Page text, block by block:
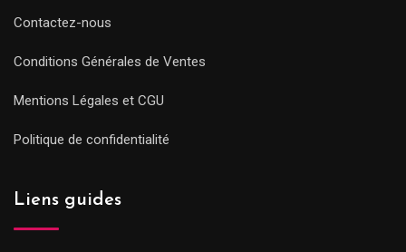
Contactez-nous
Conditions Générales de Ventes
Mentions Légales et CGU
Politique de confidentialité
Liens guides